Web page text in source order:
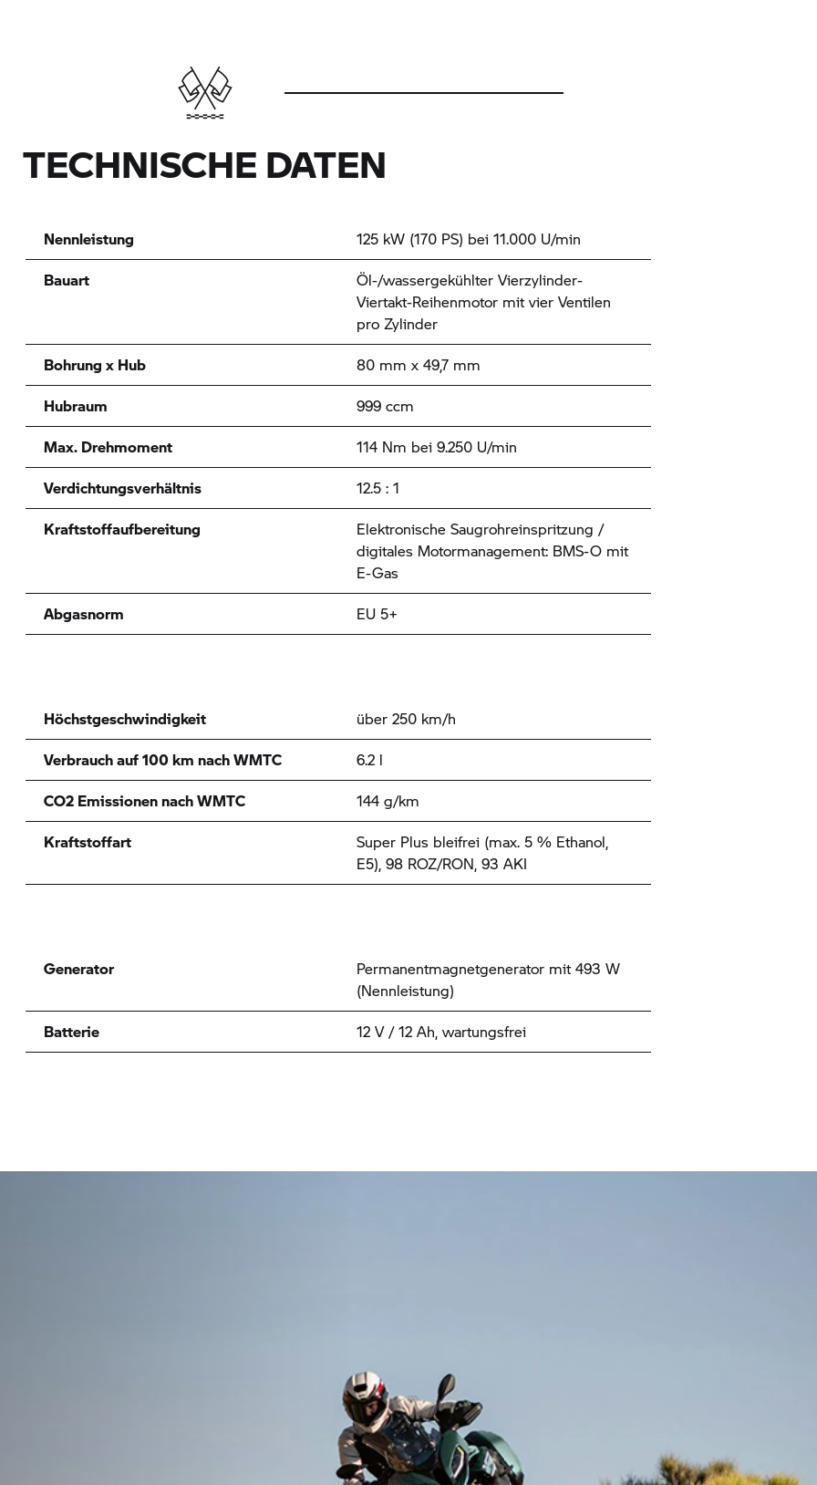
TECHNISCHE DATEN
Nennleistung
125 kW (170 PS) bei 11.000 U/min
Bauart
Öl-/wassergekühlter Vierzylinder-
Viertakt-Reihenmotor mit vier Ventilen
pro Zylinder
Bohrung x Hub
80 mm x 49,7 mm
Hubraum
999 ccm
Max. Drehmoment
114 Nm bei 9.250 U/min
Verdichtungsverhältnis
12.5 : 1
Kraftstoffaufbereitung
Elektronische Saugrohreinspritzung /
digitales Motormanagement: BMS-O mit
E-Gas
Abgasnorm
EU 5+
Höchstgeschwindigkeit
über 250 km/h
Verbrauch auf 100 km nach WMTC
6.2 l
CO2 Emissionen nach WMTC
144 g/km
Kraftstoffart
Super Plus bleifrei (max. 5 % Ethanol,
E5), 98 ROZ/RON, 93 AKI
Generator
Permanentmagnetgenerator mit 493 W
(Nennleistung)
Batterie
12 V / 12 Ah, wartungsfrei